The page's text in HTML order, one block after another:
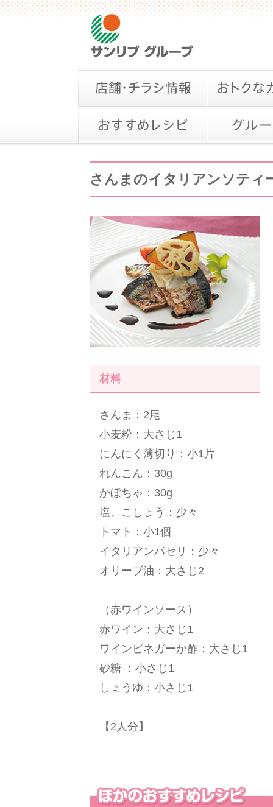
さんまのイタリアンソティ
材料
さんま：2尾
小麦粉：大さじ1
にんにく薄切り：小1片
れんこん：30g
かぼちゃ：30g
塩、こしょう：少々
トマト：小1個
イタリアンパセリ：少々
オリーブ油：大さじ2
（赤ワインソース）
赤ワイン：大さじ1
ワインビネガーか酢：大さじ1
砂糖 ：小さじ1
しょうゆ：小さじ1
【2人分】